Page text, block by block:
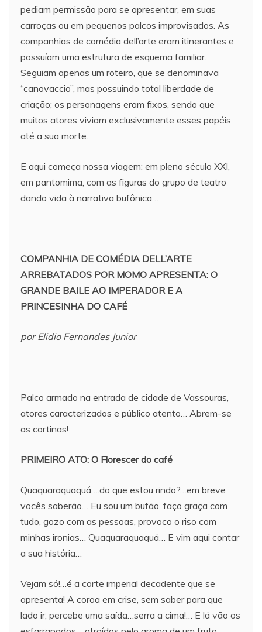
pediam permissão para se apresentar, em suas
carroças ou em pequenos palcos improvisados. As
companhias de comédia dell’arte eram itinerantes e
possuíam uma estrutura de esquema familiar.
Seguiam apenas um roteiro, que se denominava
“canovaccio”, mas possuindo total liberdade de
criação; os personagens eram fixos, sendo que
muitos atores viviam exclusivamente esses papéis
até a sua morte.
E aqui começa nossa viagem: em pleno século XXI,
em pantomima, com as figuras do grupo de teatro
dando vida à narrativa bufônica…
COMPANHIA DE COMÉDIA DELL’ARTE
ARREBATADOS POR MOMO APRESENTA: O
GRANDE BAILE AO IMPERADOR E A
PRINCESINHA DO CAFÉ
por Elidio Fernandes Junior
Palco armado na entrada de cidade de Vassouras,
atores caracterizados e público atento… Abrem-se
as cortinas!
PRIMEIRO ATO: O Florescer do café
Quaquaraquaquá….do que estou rindo?…em breve
vocês saberão… Eu sou um bufão, faço graça com
tudo, gozo com as pessoas, provoco o riso com
minhas ironias… Quaquaraquaquá… E vim aqui contar
a sua história…
Vejam só!…é a corte imperial decadente que se
apresenta! A coroa em crise, sem saber para que
lado ir, percebe uma saída…serra a cima!… E lá vão os